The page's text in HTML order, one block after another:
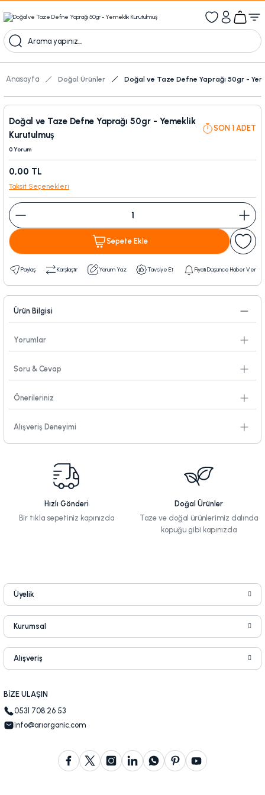
Kampanyalı Ürünleri Görüntüle
Anasayfa Doğal Ürünler Doğal ve Taze Defne Yaprağı 50gr -
Doğal ve Taze Defne Yaprağı 50gr - Yemeklik
Kurutulmuş
SON 1 ADET
0 Yorum
0,00 TL
Taksit Seçenekleri
Sepete Ekle
Paylaş Karşılaştır Yorum Yaz Tavsiye Et Fiyatı Düşünce Haber Ver
Ürün Bilgisi
Yorumlar
Soru & Cevap
Önerileriniz
Alışveriş Deneyimi
Hızlı Gönderi
Bir tıkla sepetiniz kapınızda
Doğal Ürünler
Taze ve doğal ürünlerimiz dalında
kopuğu gibi kapınızda
Üyelik
Kurumsal
Alışveriş
BİZE ULAŞIN
0531 708 26 53
info@arıorganic.com